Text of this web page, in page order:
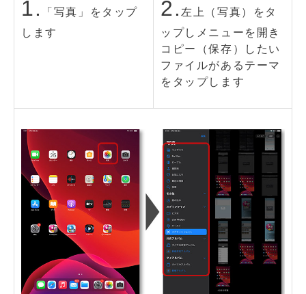
1.
「写真」をタップ
します
2. 左上（写真）をタ
ップしメニューを開き
コピー（保存）したい
ファイルがあるテーマ
をタップします